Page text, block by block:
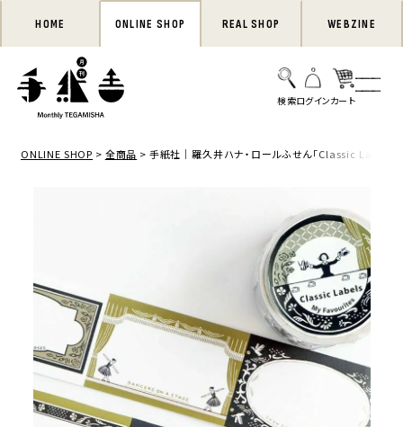
HOME ONLINE SHOP REAL SHOP WEBZINE
ONLINE SHOP 全商品 手紙社｜羅久井ハナ・ロールふせん「Classic Labels